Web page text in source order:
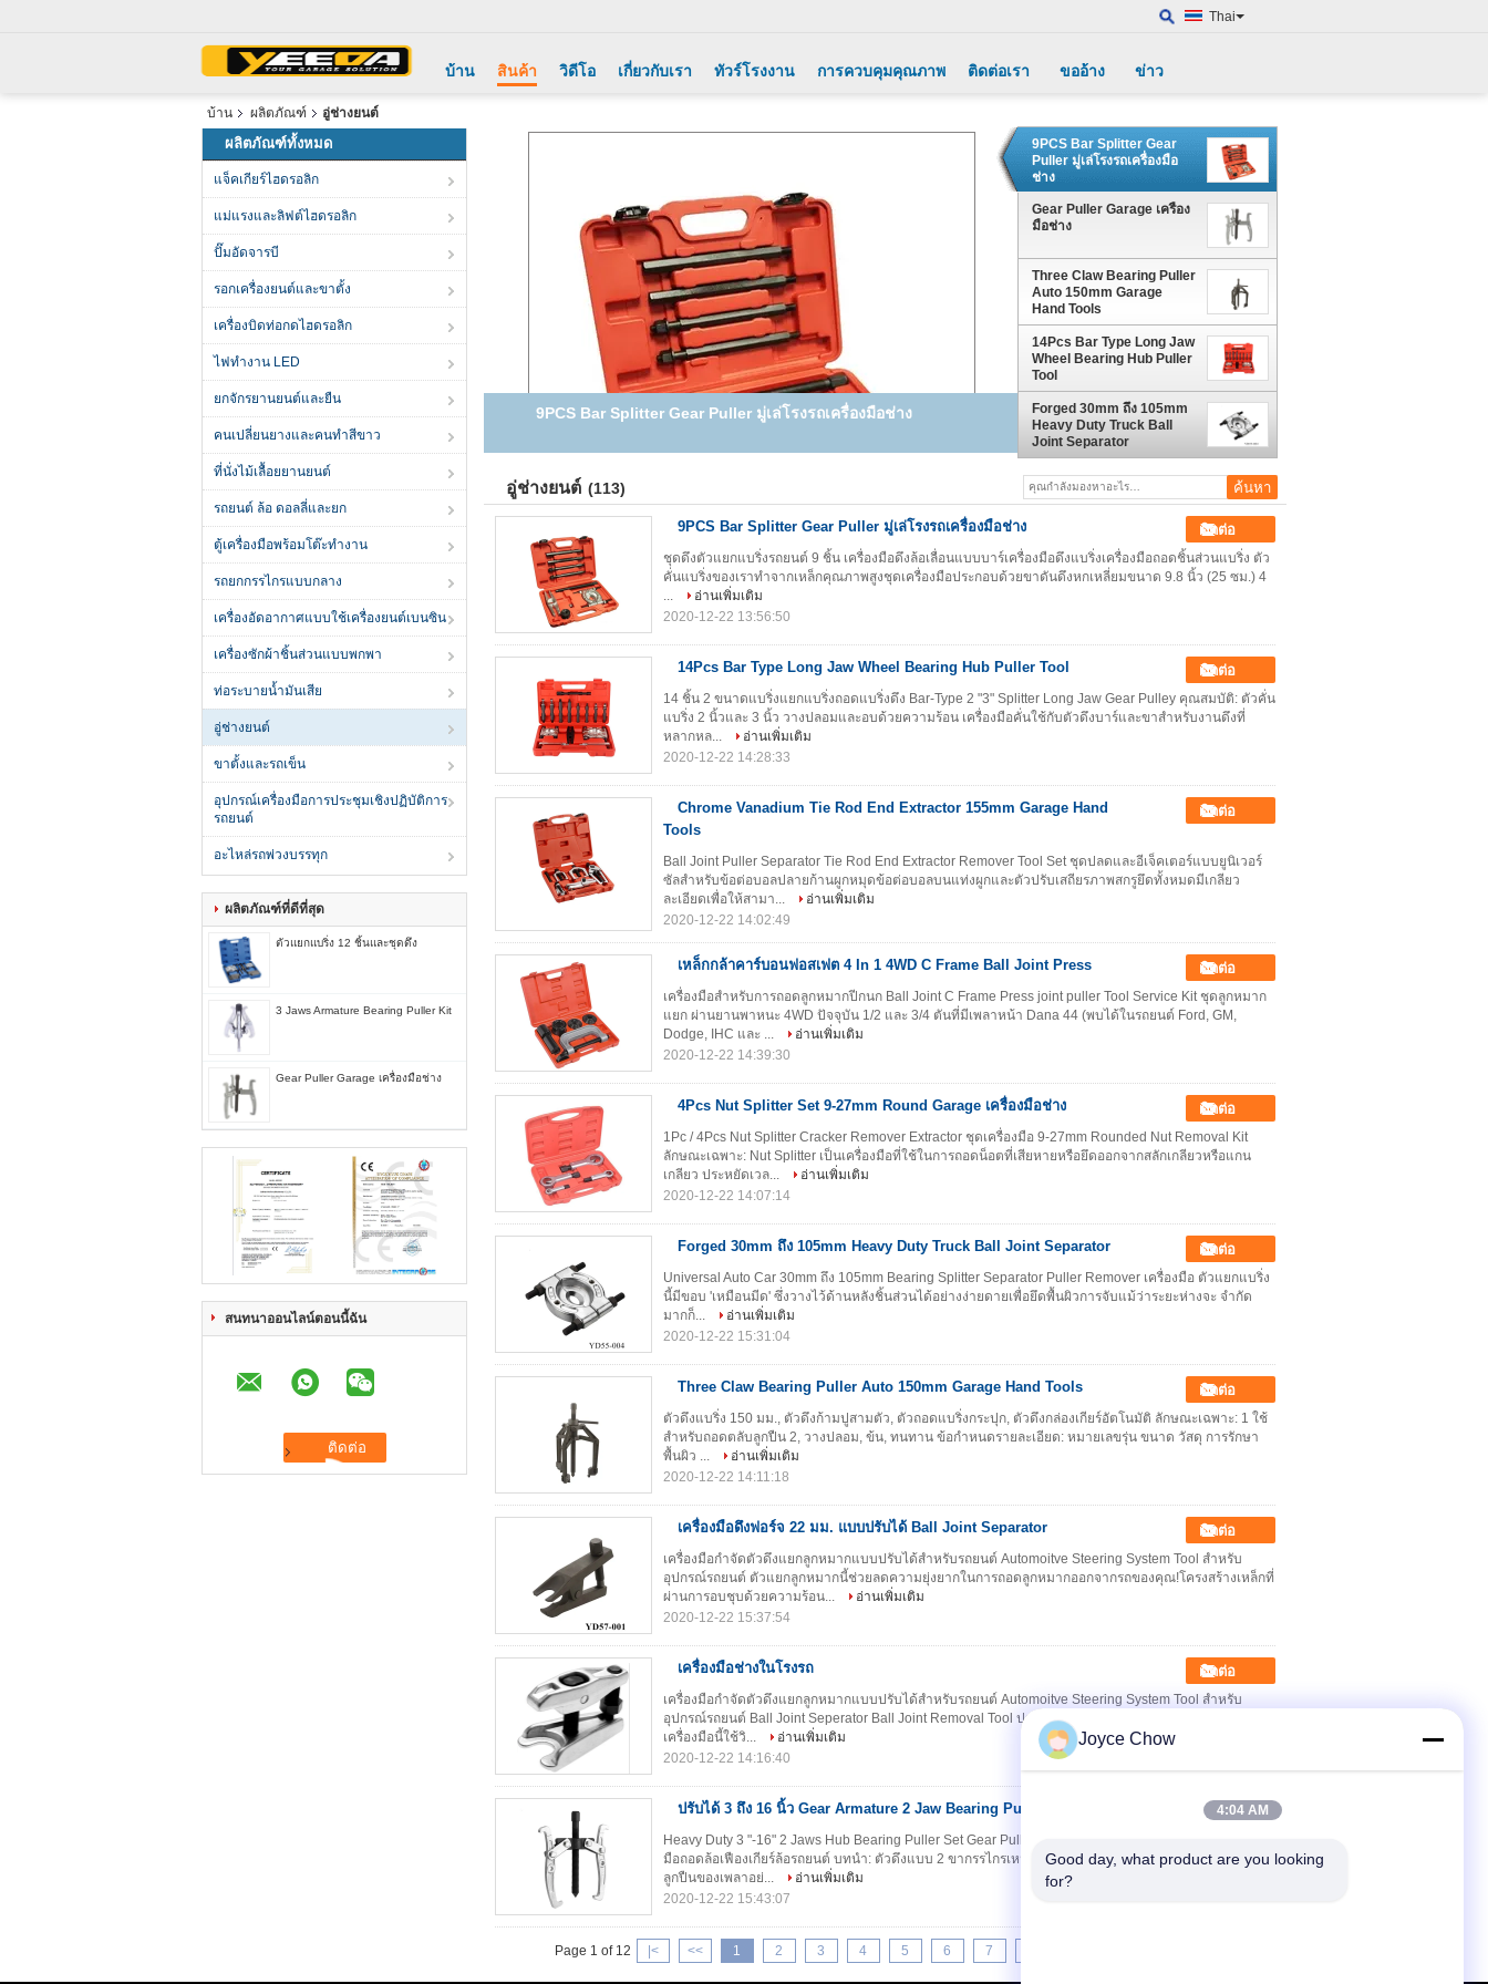
Thai
บ้าน สินค้า วิดีโอ เกี่ยวกับเรา ทัวร์โรงงาน การควบคุมคุณภาพ ติดต่อเรา ขออ้าง ข่าว
บ้าน ผลิตภัณฑ์ อู่ช่างยนต์
ผลิตภัณฑ์ทั้งหมด
แจ็คเกียร์ไฮดรอลิก
แม่แรงและลิฟต์ไฮดรอลิก
ปั๊มอัดจารบี
รอกเครื่องยนต์และขาตั้ง
เครื่องบิดท่อกดไฮดรอลิก
ไฟทำงาน LED
ยกจักรยานยนต์และยืน
คนเปลี่ยนยางและคนทําสีขาว
ที่นั่งไม้เลื้อยยานยนต์
รถยนต์ ล้อ ดอลลี่และยก
ตู้เครื่องมือพร้อมโต๊ะทำงาน
รถยกกรรไกรแบบกลาง
เครื่องอัดอากาศแบบใช้เครื่องยนต์เบนซิน
เครื่องซักผ้าชิ้นส่วนแบบพกพา
ท่อระบายน้ำมันเสีย
อู่ช่างยนต์
ขาตั้งและรถเข็น
อุปกรณ์เครื่องมือการประชุมเชิงปฏิบัติการ
รถยนต์
อะไหล่รถพ่วงบรรทุก
ผลิตภัณฑ์ที่ดีที่สุด
ตัวแยกแบริ่ง 12 ชิ้นและชุดดึง
3 Jaws Armature Bearing Puller Kit
Gear Puller Garage เครื่องมือช่าง
สนทนาออนไลน์ตอนนี้ฉัน
9PCS Bar Splitter Gear Puller มู่เล่โรงรถเครื่องมือช่าง
9PCS Bar Splitter Gear
Puller มู่เล่โรงรถเครื่องมือ
ช่าง
Gear Puller Garage เครื่อง
มือช่าง
Three Claw Bearing Puller
Auto 150mm Garage
Hand Tools
14Pcs Bar Type Long Jaw
Wheel Bearing Hub Puller
Tool
Forged 30mm ถึง 105mm
Heavy Duty Truck Ball
Joint Separator
อู่ช่างยนต์ (113)
9PCS Bar Splitter Gear Puller มู่เล่โรงรถเครื่องมือช่าง ติดต่อ
ชุดดึงตัวแยกแบริ่งรถยนต์ 9 ชิ้น เครื่องมือดึงล้อเลื่อนแบบบาร์เครื่องมือดึงแบริ่งเครื่องมือถอดชิ้นส่วนแบริ่ง ตัว
คั่นแบริ่งของเราทำจากเหล็กคุณภาพสูงชุดเครื่องมือประกอบด้วยขาดันดึงหกเหลี่ยมขนาด 9.8 นิ้ว (25 ซม.) 4
...
อ่านเพิ่มเติม
2020-12-22 13:56:50
14Pcs Bar Type Long Jaw Wheel Bearing Hub Puller Tool ติดต่อ
14 ชิ้น 2 ขนาดแบริ่งแยกแบริ่งถอดแบริ่งดึง Bar-Type 2 "3" Splitter Long Jaw Gear Pulley คุณสมบัติ: ตัวคั่น
แบริ่ง 2 นิ้วและ 3 นิ้ว วางปลอมและอบด้วยความร้อน เครื่องมือคั่นใช้กับตัวดึงบาร์และขาสำหรับงานดึงที่
หลากหล...
อ่านเพิ่มเติม
2020-12-22 14:28:33
Chrome Vanadium Tie Rod End Extractor 155mm Garage Hand
Tools
ติดต่อ
Ball Joint Puller Separator Tie Rod End Extractor Remover Tool Set ชุดปลดและอีเจ็คเตอร์แบบยูนิเวอร์
ซัลสำหรับข้อต่อบอลปลายก้านผูกหมุดข้อต่อบอลบนแท่งผูกและตัวปรับเสถียรภาพสกรูยึดทั้งหมดมีเกลียว
ละเอียดเพื่อให้สามา...
อ่านเพิ่มเติม
2020-12-22 14:02:49
เหล็กกล้าคาร์บอนฟอสเฟต 4 In 1 4WD C Frame Ball Joint Press ติดต่อ
เครื่องมือสำหรับการถอดลูกหมากปีกนก Ball Joint C Frame Press joint puller Tool Service Kit ชุดลูกหมาก
แยก ผ่านยานพาหนะ 4WD ปัจจุบัน 1/2 และ 3/4 ตันที่มีเพลาหน้า Dana 44 (พบได้ในรถยนต์ Ford, GM,
Dodge, IHC และ ...
อ่านเพิ่มเติม
2020-12-22 14:39:30
4Pcs Nut Splitter Set 9-27mm Round Garage เครื่องมือช่าง ติดต่อ
1Pc / 4Pcs Nut Splitter Cracker Remover Extractor ชุดเครื่องมือ 9-27mm Rounded Nut Removal Kit
ลักษณะเฉพาะ: Nut Splitter เป็นเครื่องมือที่ใช้ในการถอดน็อตที่เสียหายหรือยึดออกจากสลักเกลียวหรือแกน
เกลียว ประหยัดเวล...
อ่านเพิ่มเติม
2020-12-22 14:07:14
Forged 30mm ถึง 105mm Heavy Duty Truck Ball Joint Separator ติดต่อ
Universal Auto Car 30mm ถึง 105mm Bearing Splitter Separator Puller Remover เครื่องมือ ตัวแยกแบริ่ง
นี้มีขอบ 'เหมือนมีด' ซึ่งวางไว้ด้านหลังชิ้นส่วนได้อย่างง่ายดายเพื่อยึดพื้นผิวการจับแม้ว่าระยะห่างจะ จำกัด
มากก็...
อ่านเพิ่มเติม
2020-12-22 15:31:04
Three Claw Bearing Puller Auto 150mm Garage Hand Tools ติดต่อ
ตัวดึงแบริ่ง 150 มม., ตัวดึงก้ามปูสามตัว, ตัวถอดแบริ่งกระปุก, ตัวดึงกล่องเกียร์อัตโนมัติ ลักษณะเฉพาะ: 1 ใช้
สำหรับถอดตลับลูกปืน 2, วางปลอม, ข้น, ทนทาน ข้อกำหนดรายละเอียด: หมายเลขรุ่น ขนาด วัสดุ การรักษา
พื้นผิว ...
อ่านเพิ่มเติม
2020-12-22 14:11:18
เครื่องมือดึงฟอร์จ 22 มม. แบบปรับได้ Ball Joint Separator ติดต่อ
เครื่องมือกำจัดตัวดึงแยกลูกหมากแบบปรับได้สำหรับรถยนต์ Automoitve Steering System Tool สำหรับ
อุปกรณ์รถยนต์ ตัวแยกลูกหมากนี้ช่วยลดความยุ่งยากในการถอดลูกหมากออกจากรถของคุณ!โครงสร้างเหล็กที่
ผ่านการอบชุบด้วยความร้อน...
อ่านเพิ่มเติม
2020-12-22 15:37:54
เครื่องมือช่างในโรงรถ ติดต่อ
เครื่องมือกำจัดตัวดึงแยกลูกหมากแบบปรับได้สำหรับรถยนต์ Automoitve Steering System Tool สำหรับ
อุปกรณ์รถยนต์ Ball Joint Seperator Ball Joint Removal Tool ประเภทถ้วย Splitter สำหรับการแยกลูกข้อต่อ
เครื่องมือนี้ใช้วิ...
อ่านเพิ่มเติม
2020-12-22 14:16:40
ปรับได้ 3 ถึง 16 นิ้ว Gear Armature 2 Jaw Bearing Puller ติดต่อ
Heavy Duty 3 "-16" 2 Jaws Hub Bearing Puller Set Gear Puller Armature Bearing Puller การปลอมเครื่อง
มือถอดล้อเฟืองเกียร์ล้อรถยนต์ บทนำ: ตัวดึงแบบ 2 ขากรรไกรเหมาะอย่างยิ่งสำหรับการถอดเกียร์รอกหรือ
ลูกปืนของเพลาอย่...
อ่านเพิ่มเติม
2020-12-22 15:43:07
Page 1 of 12 |< << 1 2 3 4 5 6 7
Joyce Chow
4:04 AM
Good day, what product are you looking
for?